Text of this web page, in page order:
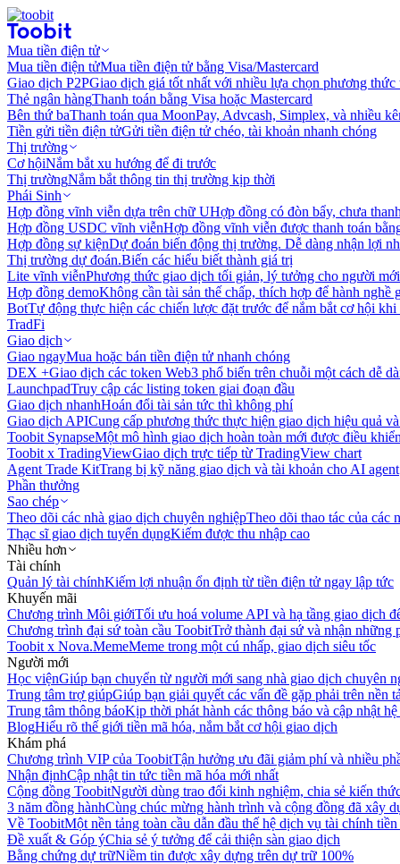
Mua tiền điện tử
Mua tiền điện tửMua tiền điện tử bằng Visa/Mastercard
Giao dịch P2PGiao dịch giá tốt nhất với nhiều lựa chọn phương thức
Thẻ ngân hàngThanh toán bằng Visa hoặc Mastercard
Bên thứ baThanh toán qua MoonPay, Advcash, Simplex, và nhiều
Tiền gửi tiền điện tửGửi tiền điện tử chéo, tài khoản nhanh chóng
Thị trường
Cơ hộiNắm bắt xu hướng để đi trước
Thị trườngNắm bắt thông tin thị trường kịp thời
Phái Sinh
Hợp đồng vĩnh viễn dựa trên chữ UHợp đồng có đòn bẩy, chưa
Hợp đồng USDC vĩnh viễnHợp đồng vĩnh viễn được thanh toán
Hợp đồng sự kiệnDự đoán biến động thị trường. Dễ dàng nhận lợi
Thị trường dự đoán.Biến các hiểu biết thành giá trị
Lite vĩnh viễnPhương thức giao dịch tối giản, lý tưởng cho người
Hợp đồng demoKhông cần tài sản thế chấp, thích hợp để hành nghề
BotTự động thực hiện các chiến lược đặt trước để nắm bắt cơ hội
TradFi
Giao dịch
Giao ngayMua hoặc bán tiền điện tử nhanh chóng
DEX +Giao dịch các token Web3 phổ biến trên chuỗi một cách dễ
LaunchpadTruy cập các listing token giai đoạn đầu
Giao dịch nhanhHoán đổi tài sản tức thì không phí
Giao dịch APICung cấp phương thức thực hiện giao dịch hiệu quả
Toobit SynapseMột mô hình giao dịch hoàn toàn mới được điều
Toobit x TradingViewGiao dịch trực tiếp từ TradingView chart
Agent Trade KitTrang bị kỹ năng giao dịch và tài khoản cho AI agent
Phần thưởng
Sao chép
Theo dõi các nhà giao dịch chuyên nghiệpTheo dõi thao tác của các
Thạc sĩ giao dịch tuyển dụngKiếm được thu nhập cao
Nhiều hơn
Tài chính
Quản lý tài chínhKiếm lợi nhuận ổn định từ tiền điện tử ngay lập tức
Khuyến mãi
Chương trình Môi giớiTối ưu hoá volume API và hạ tầng giao dịch
Chương trình đại sứ toàn cầu ToobitTrở thành đại sứ và nhận những
Toobit x Nova.MemeMeme trong một cú nhấp, giao dịch siêu tốc
Người mới
Học việnGiúp bạn chuyển từ người mới sang nhà giao dịch chuyên
Trung tâm trợ giúpGiúp bạn giải quyết các vấn đề gặp phải trên nền
Trung tâm thông báoKịp thời phát hành các thông báo và cập nhật
BlogHiểu rõ thế giới tiền mã hóa, nắm bắt cơ hội giao dịch
Khám phá
Chương trình VIP của ToobitTận hưởng ưu đãi giảm phí và nhiều
Nhận địnhCập nhật tin tức tiền mã hóa mới nhất
Cộng đồng ToobitNgười dùng trao đổi kinh nghiệm, chia sẻ kiến
3 năm đồng hànhCùng chúc mừng hành trình và cộng đồng đã xây
Về ToobitMột nền tảng toàn cầu dẫn đầu thế hệ dịch vụ tài chính
Đề xuất & Góp ýChia sẻ ý tưởng để cải thiện sàn giao dịch
Bằng chứng dự trữNiềm tin được xây dựng trên dự trữ 100%